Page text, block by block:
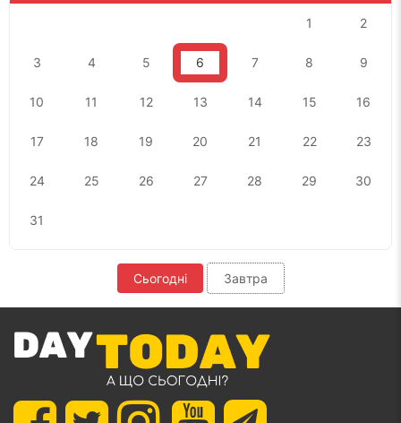
1 2
3 4 5 6 7 8 9
10 11 12 13 14 15 16
17 18 19 20 21 22 23
24 25 26 27 28 29 30
31
Сьогодні Завтра